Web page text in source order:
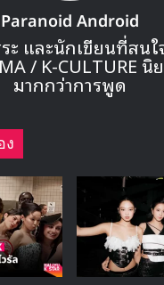
แสดงของพวกเธอที่เทศ
คนรวมกันทั้งสอง
จักร (65,000 คน) จะทำ
Paranoid Android
และนักเขียนที่สนใ
/ K-CULTURE นิ
มากกว่าการพูด